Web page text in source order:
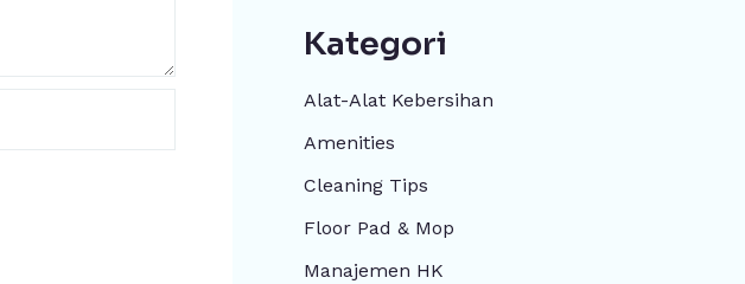
Kategori
Alat-Alat Kebersihan
Amenities
Cleaning Tips
Floor Pad & Mop
Manajemen HK